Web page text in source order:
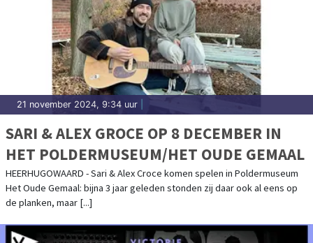
21 november 2024, 9:34 uur
SARI & ALEX GROCE OP 8 DECEMBER IN
HET POLDERMUSEUM/HET OUDE GEMAAL
HEERHUGOWAARD - Sari & Alex Croce komen spelen in Poldermuseum
Het Oude Gemaal: bijna 3 jaar geleden stonden zij daar ook al eens op
de planken, maar [...]